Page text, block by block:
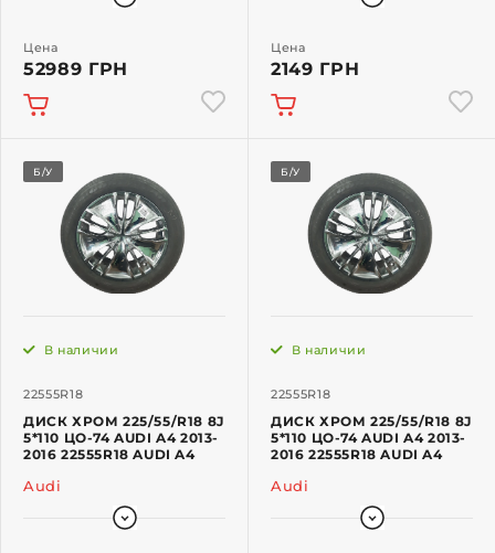
Цена
52989 ГРН
Цена
2149 ГРН
Б/У
22555R18
В наличии
ДИСК ХРОМ 225/55/R18 8J
5*110 ЦО-74 AUDI A4 2013-
2016 22555R18 AUDI A4
Audi
Б/У
22555R18
В наличии
ДИСК ХРОМ 225/55/R18 8J
5*110 ЦО-74 AUDI A4 2013-
2016 22555R18 AUDI A4
Audi